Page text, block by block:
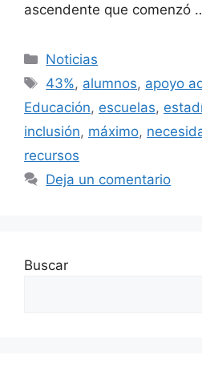
ascendente que comenzó
Categorías
Noticias
Etiquetas
43%, alumnos, apoyo
Educación, escuelas,
inclusión, máximo,
recursos
Deja un comentario
Buscar